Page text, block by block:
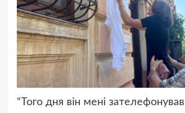
“Того дня він мені